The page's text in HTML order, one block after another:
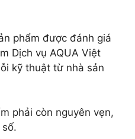
phẩm được đánh giá
Dịch vụ AQUA Việt
kỹ thuật từ nhà sản
phải còn nguyên vẹn,